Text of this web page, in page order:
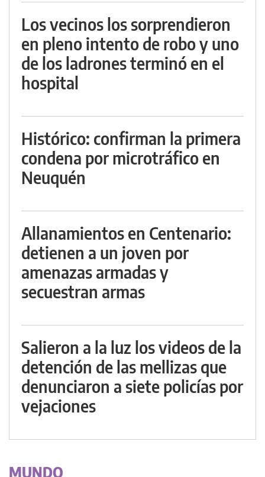
Los vecinos los sorprendieron
en pleno intento de robo y uno
de los ladrones terminó en el
hospital
Histórico: confirman la primera
condena por microtráfico en
Neuquén
Allanamientos en Centenario:
detienen a un joven por
amenazas armadas y
secuestran armas
Salieron a la luz los videos de la
detención de las mellizas que
denunciaron a siete policías por
vejaciones
MUNDO